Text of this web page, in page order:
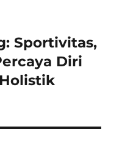
Sportivitas,
Diri